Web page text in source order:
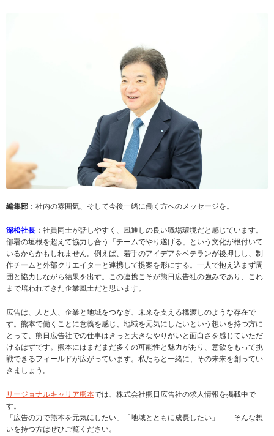
編集部 ：社内の雰囲気、そして今後一緒に働く方へのメッセージを。
深松社長 ：社員同士が話しやすく、風通しの良い職場環境だと感じています。
部署の垣根を超えて協力し合う「チームでやり遂げる」という文化が根付いて
いるからかもしれません。例えば、若手のアイデアをベテランが後押しし、制
作チームと外部クリエイターと連携して提案を形にする。一人で抱え込まず周
囲と協力しながら結果を出す。この連携こそが熊日広告社の強みであり、これ
まで培われてきた企業風土だと思います。
広告は、人と人、企業と地域をつなぎ、未来を支える橋渡しのような存在で
す。熊本で働くことに意義を感じ、地域を元気にしたいという想いを持つ方に
とって、熊日広告社での仕事はきっと大きなやりがいと面白さを感じていただ
けるはずです。熊本にはまだまだ多くの可能性と魅力があり、意欲をもって挑
戦できるフィールドが広がっています。私たちと一緒に、その未来を創ってい
きましょう。
リージョナルキャリア熊本では、株式会社熊日広告社の求人情報を掲載中で
す。
「広告の力で熊本を元気にしたい」「地域とともに成長したい」――そんな想
いを持つ方はぜひご覧ください。